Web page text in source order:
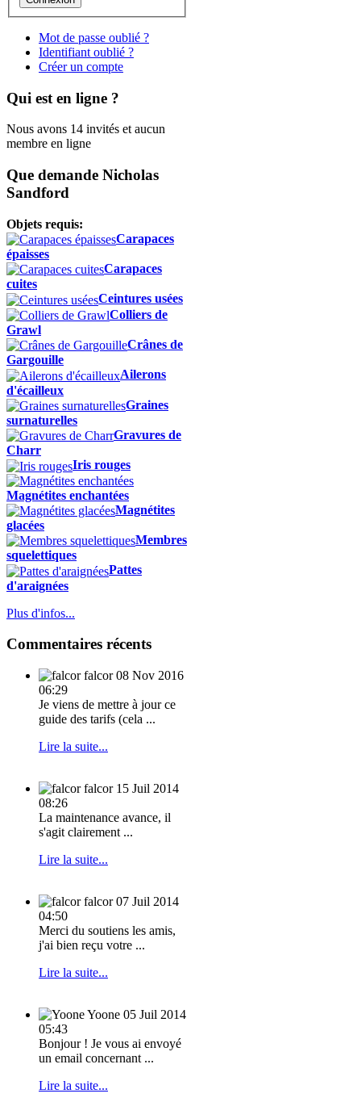
Mot de passe oublié ?
Identifiant oublié ?
Créer un compte
Qui est en ligne ?
Nous avons 14 invités et aucun
membre en ligne
Que demande Nicholas
Sandford
Objets requis:
Carapaces
épaisses
Carapaces
cuites
Ceintures usées
Colliers de
Grawl
Crânes de
Gargouille
Ailerons
d'écailleux
Graines
surnaturelles
Gravures de
Charr
Iris rouges
Magnétites enchantées
Magnétites
glacées
Membres
squelettiques
Pattes
d'araignées
Plus d'infos...
Commentaires récents
falcor 08 Nov 2016
06:29
Je viens de mettre à jour ce
guide des tarifs (cela ...
Lire la suite...
falcor 15 Juil 2014
08:26
La maintenance avance, il
s'agit clairement ...
Lire la suite...
falcor 07 Juil 2014
04:50
Merci du soutiens les amis,
j'ai bien reçu votre ...
Lire la suite...
Yoone 05 Juil 2014
05:43
Bonjour ! Je vous ai envoyé
un email concernant ...
Lire la suite...